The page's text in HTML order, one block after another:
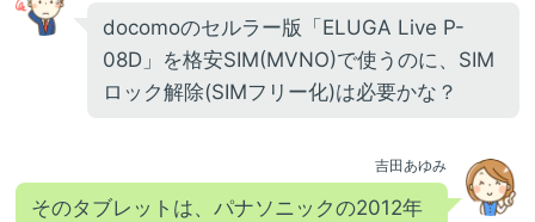
docomoのセルラー版「ELUGA Live P-
08D」を格安SIM(MVNO)で使うのに、SIM
ロック解除(SIMフリー化)は必要かな？
吉田あゆみ
そのタブレットは、パナソニックの2012年